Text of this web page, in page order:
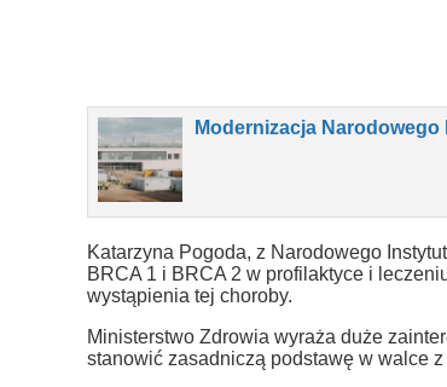
Modernizacja
Katarzyna Pogoda, z Narodowego
BRCA 1 i BRCA 2 w profilaktyce i
wystąpienia tej choroby.
Ministerstwo Zdrowia wyraża duże
stanowić zasadniczą podstawę w walce